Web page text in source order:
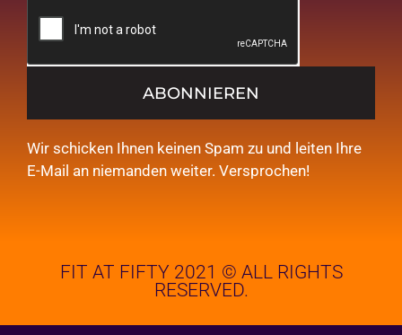
ABONNIEREN
Wir schicken Ihnen keinen Spam zu und leiten Ihre
E-Mail an niemanden weiter. Versprochen!
FIT AT FIFTY 2021 © ALL RIGHTS
RESERVED.